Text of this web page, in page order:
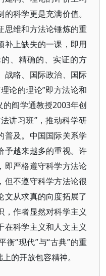
科学更是充满价值。
思维和方法论锤炼的重
补上缺失的一课，即用
、精确的、实证的方
战略、国际政治、国际
论的理论”即方法论和
阎学通教授2003年创
讲习班”，推动科学研
普及。中国国际关系学
予越来越多的重视。许
即严格遵守科学方法论
但不遵守科学方法论很
文从求真的向度拓展了
，作者显然对科学主义
在科学主义和人文主义
衡“现代”与“古典”的重
的开放包容精神。